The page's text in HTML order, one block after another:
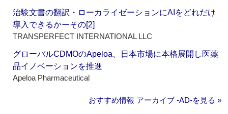
治験文書の翻訳・ローカライゼーションにAIをどれだけ
導入できるかーその[2]
TRANSPERFECT INTERNATIONAL LLC
グローバルCDMOのApeloa、日本市場に本格展開し医薬
品イノベーションを推進
Apeloa Pharmaceutical
おすすめ情報 アーカイブ ‐AD‐を見る »